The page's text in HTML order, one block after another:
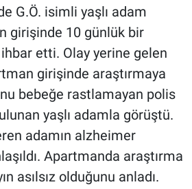
G.Ö. isimli yaşlı adam
girişinde 10 günlük bir
etti. Olay yerine gelen
girişinde araştırmaya
bebeğe rastlamayan polis
yaşlı adamla görüştü.
adamın alzheimer
Apartmanda araştırma
asılsız olduğunu anladı.